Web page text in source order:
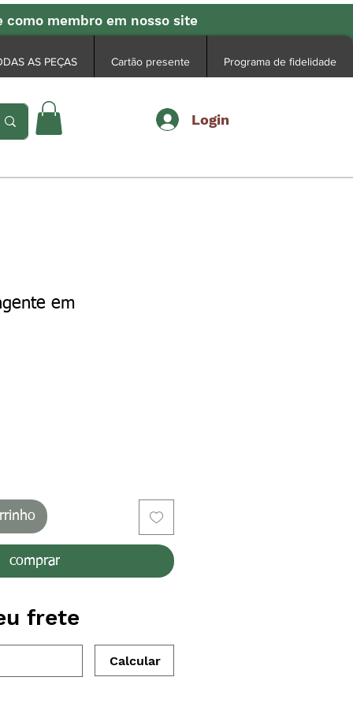
membro em nosso site
AS PEÇAS Cartão presente Programa de fidelidade
Login
em
comprar
frete
Calcular